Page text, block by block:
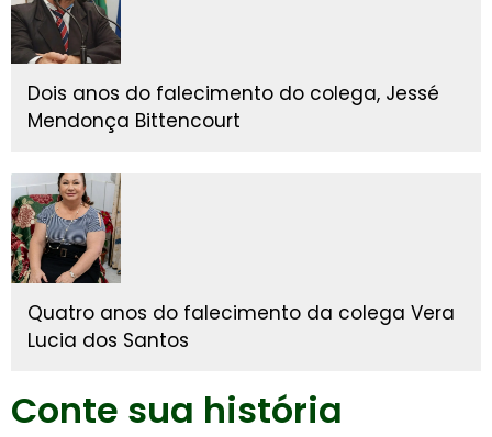
Dois anos do falecimento do colega, Jessé
Mendonça Bittencourt
Quatro anos do falecimento da colega Vera
Lucia dos Santos
Conte sua história